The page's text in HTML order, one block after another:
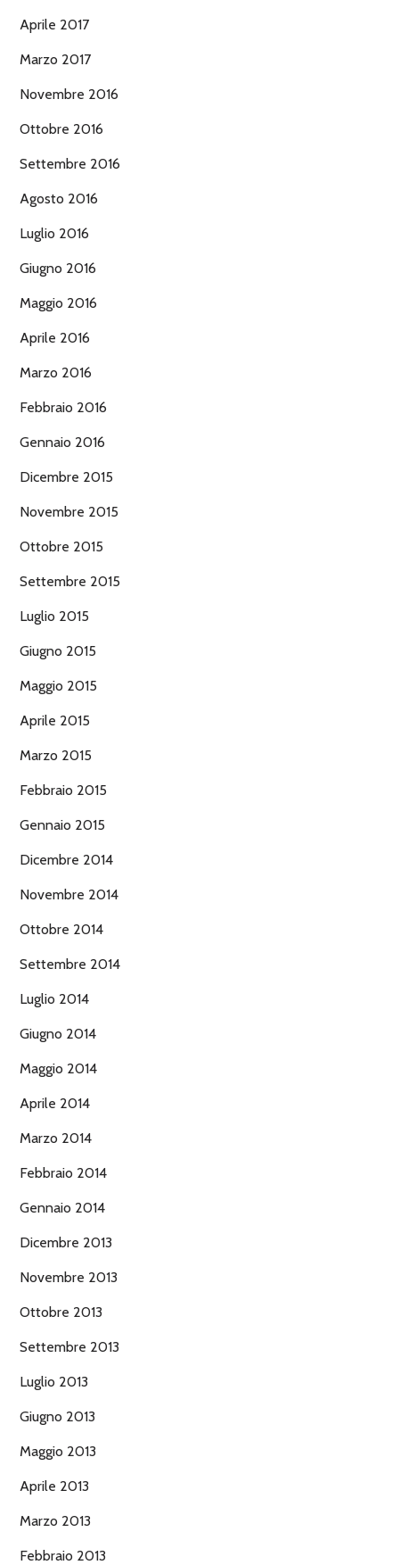
Aprile 2017
Marzo 2017
Novembre 2016
Ottobre 2016
Settembre 2016
Agosto 2016
Luglio 2016
Giugno 2016
Maggio 2016
Aprile 2016
Marzo 2016
Febbraio 2016
Gennaio 2016
Dicembre 2015
Novembre 2015
Ottobre 2015
Settembre 2015
Luglio 2015
Giugno 2015
Maggio 2015
Aprile 2015
Marzo 2015
Febbraio 2015
Gennaio 2015
Dicembre 2014
Novembre 2014
Ottobre 2014
Settembre 2014
Luglio 2014
Giugno 2014
Maggio 2014
Aprile 2014
Marzo 2014
Febbraio 2014
Gennaio 2014
Dicembre 2013
Novembre 2013
Ottobre 2013
Settembre 2013
Luglio 2013
Giugno 2013
Maggio 2013
Aprile 2013
Marzo 2013
Febbraio 2013